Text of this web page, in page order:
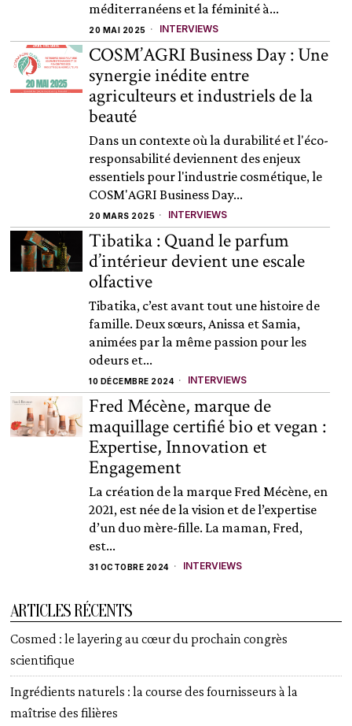
méditerranéens et la féminité à...
20 MAI 2025 INTERVIEWS
COSM’AGRI Business Day : Une
synergie inédite entre
agriculteurs et industriels de la
beauté
Dans un contexte où la durabilité et l'éco-
responsabilité deviennent des enjeux
essentiels pour l'industrie cosmétique, le
COSM'AGRI Business Day...
20 MARS 2025 INTERVIEWS
Tibatika : Quand le parfum
d’intérieur devient une escale
olfactive
Tibatika, c’est avant tout une histoire de
famille. Deux sœurs, Anissa et Samia,
animées par la même passion pour les
odeurs et...
10 DÉCEMBRE 2024 INTERVIEWS
Fred Mécène, marque de
maquillage certifié bio et vegan :
Expertise, Innovation et
Engagement
La création de la marque Fred Mécène, en
2021, est née de la vision et de l’expertise
d’un duo mère-fille. La maman, Fred,
est...
31 OCTOBRE 2024 INTERVIEWS
ARTICLES RÉCENTS
Cosmed : le layering au cœur du prochain congrès
scientifique
Ingrédients naturels : la course des fournisseurs à la
maîtrise des filières